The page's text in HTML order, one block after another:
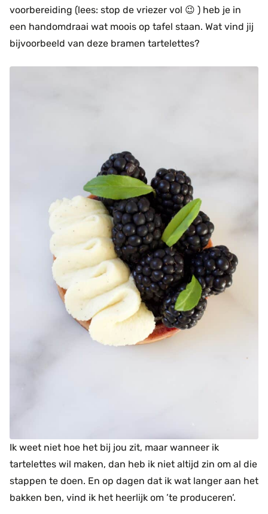
voorbereiding (lees: stop de vriezer vol 😉 ) heb je in
een handomdraai wat moois op tafel staan. Wat vind jij
bijvoorbeeld van deze bramen tartelettes?
Ik weet niet hoe het bij jou zit, maar wanneer ik
tartelettes wil maken, dan heb ik niet altijd zin om al die
stappen te doen. En op dagen dat ik wat langer aan het
bakken ben, vind ik het heerlijk om ’te produceren’.